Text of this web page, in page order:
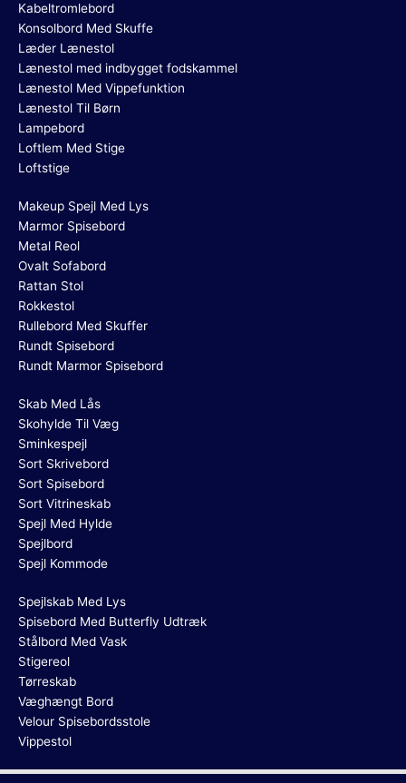
Kabeltromlebord
Konsolbord Med Skuffe
Læder Lænestol
Lænestol med indbygget fodskammel
Lænestol Med Vippefunktion
Lænestol Til Børn
Lampebord
Loftlem Med Stige
Loftstige
Makeup Spejl Med Lys
Marmor Spisebord
Metal Reol
Ovalt Sofabord
Rattan Stol
Rokkestol
Rullebord Med Skuffer
Rundt Spisebord
Rundt Marmor Spisebord
Skab Med Lås
Skohylde Til Væg
Sminkespejl
Sort Skrivebord
Sort Spisebord
Sort Vitrineskab
Spejl Med Hylde
Spejlbord
Spejl Kommode
Spejlskab Med Lys
Spisebord Med Butterfly Udtræk
Stålbord Med Vask
Stigereol
Tørreskab
Væghængt Bord
Velour Spisebordsstole
Vippestol